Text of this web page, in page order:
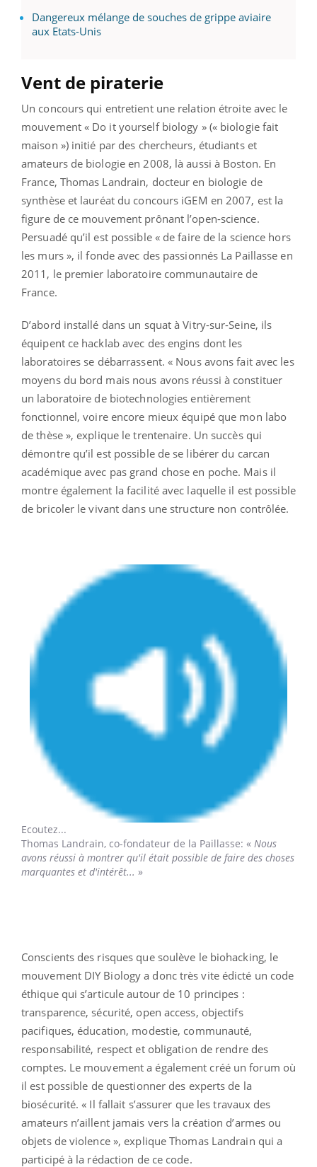
Dangereux mélange de souches de grippe aviaire
aux Etats-Unis
Vent de piraterie
Un concours qui entretient une relation étroite avec le
mouvement « Do it yourself biology » (« biologie fait
maison ») initié par des chercheurs, étudiants et
amateurs de biologie en 2008, là aussi à Boston. En
France, Thomas Landrain, docteur en biologie de
synthèse et lauréat du concours iGEM en 2007, est la
figure de ce mouvement prônant l’open-science.
Persuadé qu’il est possible « de faire de la science hors
les murs », il fonde avec des passionnés La Paillasse en
2011, le premier laboratoire communautaire de
France.
D’abord installé dans un squat à Vitry-sur-Seine, ils
équipent ce hacklab avec des engins dont les
laboratoires se débarrassent. « Nous avons fait avec les
moyens du bord mais nous avons réussi à constituer
un laboratoire de biotechnologies entièrement
fonctionnel, voire encore mieux équipé que mon labo
de thèse », explique le trentenaire. Un succès qui
démontre qu’il est possible de se libérer du carcan
académique avec pas grand chose en poche. Mais il
montre également la facilité avec laquelle il est possible
de bricoler le vivant dans une structure non contrôlée.
Ecoutez...
Thomas Landrain, co-fondateur de la Paillasse: « Nous
avons réussi à montrer qu'il était possible de faire des choses
marquantes et d'intérêt... »
Conscients des risques que soulève le biohacking, le
mouvement DIY Biology a donc très vite édicté un code
éthique qui s’articule autour de 10 principes :
transparence, sécurité, open access, objectifs
pacifiques, éducation, modestie, communauté,
responsabilité, respect et obligation de rendre des
comptes. Le mouvement a également créé un forum où
il est possible de questionner des experts de la
biosécurité. « Il fallait s’assurer que les travaux des
amateurs n’aillent jamais vers la création d’armes ou
objets de violence », explique Thomas Landrain qui a
participé à la rédaction de ce code.